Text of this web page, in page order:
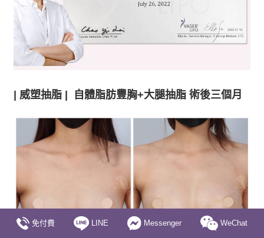
| 威塑抽脂 | 自體脂肪豐胸+大腿抽脂 術後三個月
免付費 LINE Messenger WeChat